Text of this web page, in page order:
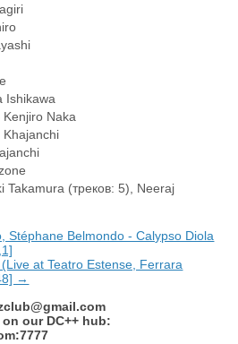
Ishikawa
Naka
Khajanchi
Takamura (треков: 5), Neeraj
Stéphane Belmondo - Calypso Diola
at Teatro Estense, Ferrara
→
our DC++ hub: